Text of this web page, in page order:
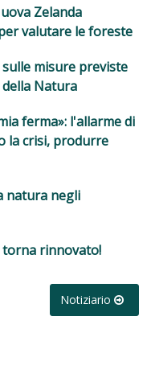
Zelanda
valutare le foreste
misure previste
Natura
ferma»: l'allarme di
la crisi, produrre
natura negli
torna rinnovato!
Notiziario